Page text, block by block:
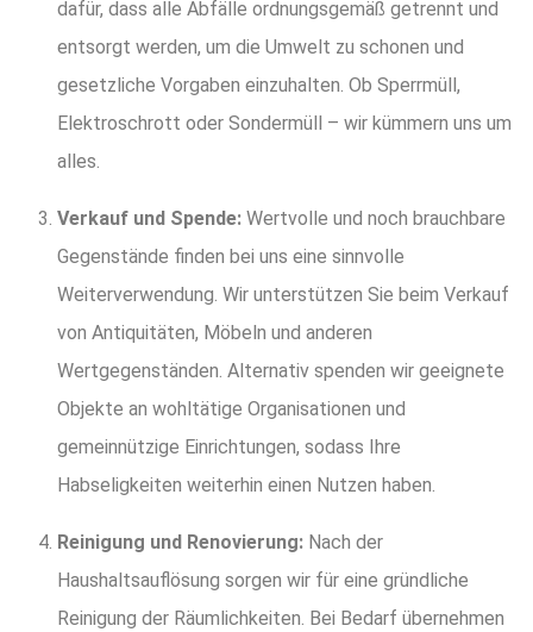
dafür, dass alle Abfälle ordnungsgemäß getrennt und
entsorgt werden, um die Umwelt zu schonen und
gesetzliche Vorgaben einzuhalten. Ob Sperrmüll,
Elektroschrott oder Sondermüll – wir kümmern uns um
alles.
Verkauf und Spende: Wertvolle und noch brauchbare
Gegenstände finden bei uns eine sinnvolle
Weiterverwendung. Wir unterstützen Sie beim Verkauf
von Antiquitäten, Möbeln und anderen
Wertgegenständen. Alternativ spenden wir geeignete
Objekte an wohltätige Organisationen und
gemeinnützige Einrichtungen, sodass Ihre
Habseligkeiten weiterhin einen Nutzen haben.
Reinigung und Renovierung: Nach der
Haushaltsauflösung sorgen wir für eine gründliche
Reinigung der Räumlichkeiten. Bei Bedarf übernehmen